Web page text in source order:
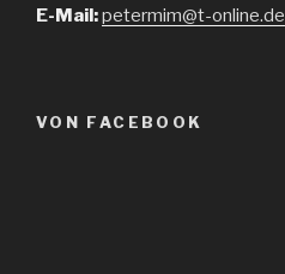
E-Mail:petermim@t-online.de
VON FACEBOOK